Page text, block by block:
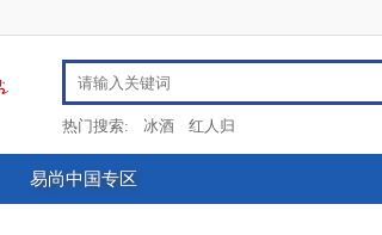
热门搜索: 冰酒 红人归
易尚中国专区